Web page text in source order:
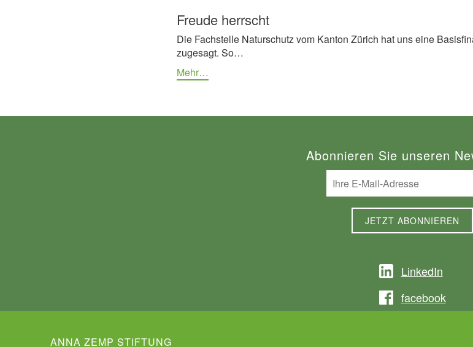
Freude herrscht
Die Fachstelle Naturschutz vom Kanton Zürich hat uns eine
zugesagt. So…
Mehr…
Abonnieren Sie unseren
LinkedIn
facebook
ANNA ZEMP STIFTUNG